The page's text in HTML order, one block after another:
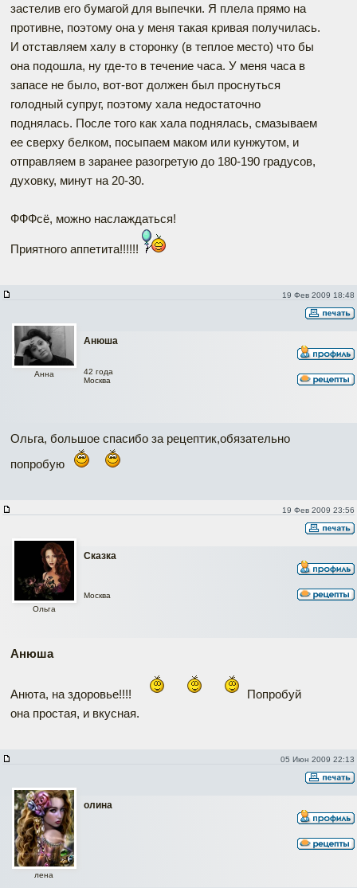
застелив его бумагой для выпечки. Я плела прямо на
противне, поэтому она у меня такая кривая получилась.
И отставляем халу в сторонку (в теплое место) что бы
она подошла, ну где-то в течение часа. У меня часа в
запасе не было, вот-вот должен был проснуться
голодный супруг, поэтому хала недостаточно
поднялась. После того как хала поднялась, смазываем
ее сверху белком, посыпаем маком или кунжутом, и
отправляем в заранее разогретую до 180-190 градусов,
духовку, минут на 20-30.
ФФФсё, можно наслаждаться!
Приятного аппетита!!!!!!
19 Фев 2009 18:48
Анюша
Анна
42 года
Москва
Ольга, большое спасибо за рецептик,обязательно
попробую
19 Фев 2009 23:56
Сказка
Ольга
Москва
Анюша
Анюта, на здоровье!!!!
Попробуй
она простая, и вкусная.
05 Июн 2009 22:13
олина
лена